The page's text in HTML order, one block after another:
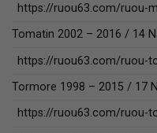
https://ruou63.com/ruou-
Tomatin 2002 – 2016 / 14
https://ruou63.com/ruou-
Tormore 1998 – 2015 / 17
https://ruou63.com/ruou-